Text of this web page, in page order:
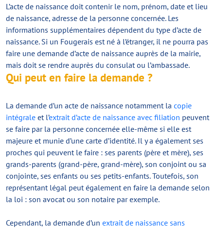
L’acte de naissance doit contenir le nom, prénom, date et lieu
de naissance, adresse de la personne concernée. Les
informations supplémentaires dépendent du type d’acte de
naissance. Si un Fougerais est né à l’étranger, il ne pourra pas
faire une demande d’acte de naissance auprès de la mairie,
mais doit se rendre auprès du consulat ou l’ambassade.
Qui peut en faire la demande ?
La demande d’un acte de naissance notamment la copie
intégrale et l’extrait d’acte de naissance avec filiation peuvent
se faire par la personne concernée elle-même si elle est
majeure et munie d’une carte d’identité. Il y a également ses
proches qui peuvent le faire : ses parents (père et mère), ses
grands-parents (grand-père, grand-mère), son conjoint ou sa
conjointe, ses enfants ou ses petits-enfants. Toutefois, son
représentant légal peut également en faire la demande selon
la loi : son avocat ou son notaire par exemple.
Cependant, la demande d’un extrait de naissance sans